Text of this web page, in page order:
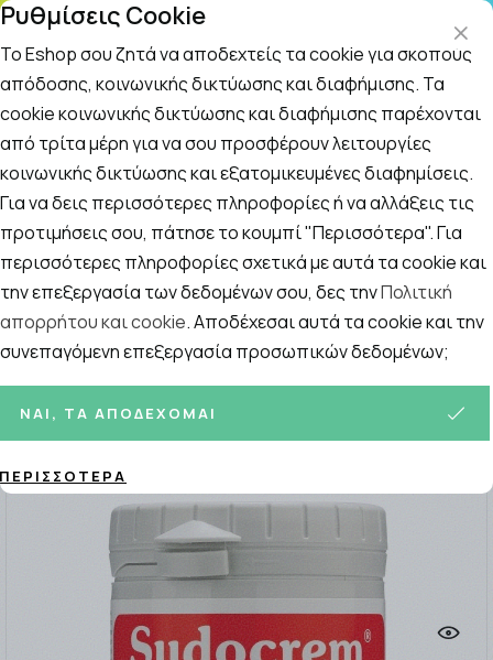
ΤΗΛΕΦΩΝΙΚΟ ΚΕΝΤΡΟ: Δευτ.-Παρασκευή 09:00-14:00 και Σάββατο
09:00-14:00
Αναζήτηση
Αρχική / ΜΗΤΕΡΑ ΚΑΙ ΠΑΙΔΙ / Βρεφική Φροντίδα και Υγιεινή
Αλλαγή Πάνας - Ερεθισμοί
-Σύγκαμα
Ταξινόμηση Προβολή
37ΠΡΟΪΌΝΤΑ
Ρυθμίσεις Cookie
Το Eshop σου ζητά να αποδεχτείς τα cookie για σκοπούς
απόδοσης, κοινωνικής δικτύωσης και διαφήμισης. Τα
cookie κοινωνικής δικτύωσης και διαφήμισης παρέχονται
από τρίτα μέρη για να σου προσφέρουν λειτουργίες
κοινωνικής δικτύωσης και εξατομικευμένες διαφημίσεις.
Για να δεις περισσότερες πληροφορίες ή να αλλάξεις τις
προτιμήσεις σου, πάτησε το κουμπί "Περισσότερα". Για
περισσότερες πληροφορίες σχετικά με αυτά τα cookie και
την επεξεργασία των δεδομένων σου, δες τηνΠολιτική
απορρήτου και cookie. Αποδέχεσαι αυτά τα cookie και την
συνεπαγόμενη επεξεργασία προσωπικών δεδομένων;
ΝΑΙ, ΤΑ ΑΠΟΔΈΧΟΜΑΙ
ΠΕΡΙΣΣΌΤΕΡΑ